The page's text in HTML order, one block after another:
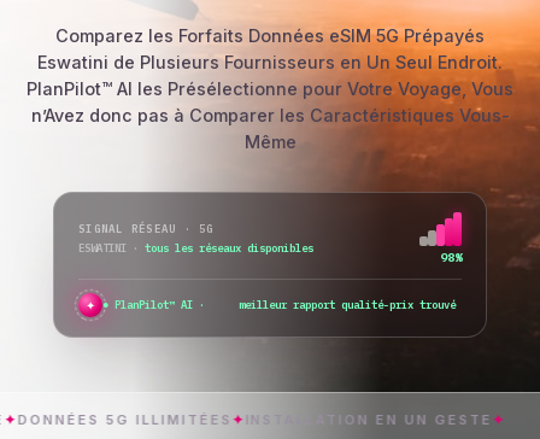
Comparez les Forfaits Données eSIM 5G Prépayés
Eswatini de Plusieurs Fournisseurs en Un Seul Endroit.
PlanPilot™ AI les Présélectionne pour Votre Voyage, Vous
n’Avez donc pas à Comparer les Caractéristiques Vous-
Même
SIGNAL RÉSEAU · 5G
ESWATINI · tous les réseaux disponibles
98%
✦ PlanPilot™ AI · je vérifie l’activ_
5G ILLIMITÉES✦ INSTALLATION EN UN GESTE ✦